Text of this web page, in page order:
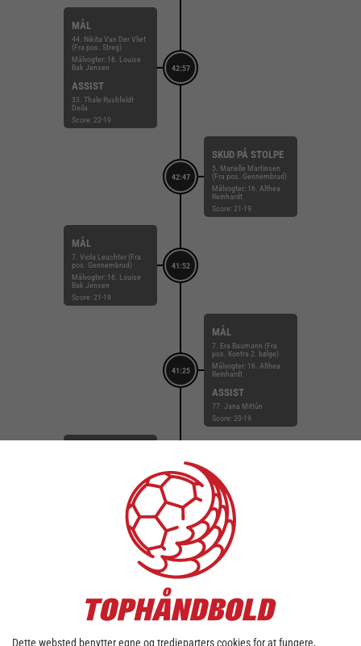
42:57
MÅL
44. Nikita Van Der Vliet
(Fra pos. Streg)
Målvogter: 16. Louise
Bak Jensen
ASSIST
33. Thale Rushfeldt
Deila
Score: 22-19
42:47
SKUD PÅ STOLPE
5. Marielle Martinsen
(Fra pos. Gennembrud)
Målvogter: 16. Althea
Reinhardt
Score: 21-19
41:52
MÅL
7. Viola Leuchter (Fra
pos. Gennembrud)
Målvogter: 16. Louise
Bak Jensen
Score: 21-19
41:25
MÅL
7. Era Baumann (Fra
pos. Kontra 2. bølge)
Målvogter: 16. Althea
Reinhardt
ASSIST
77. Jana Mittún
Score: 20-19
41:17
Målvogter: 16. Louise
40:47
MÅL
77. Jana Mittún (Fra
pos. Kontra 2. bølge)
ASSIST
19. Sara Hald
Dette websted benytter egne og tredjeparters cookies for at fungere,